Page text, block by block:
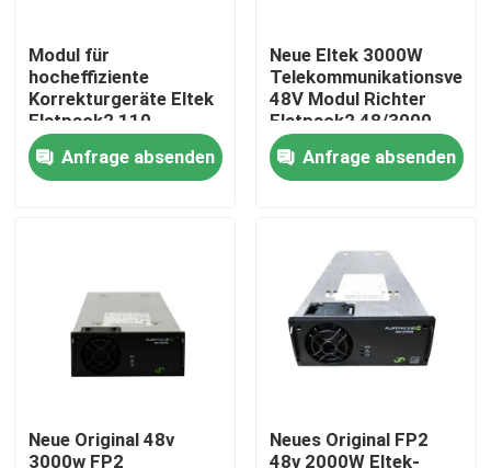
Videos
Telekommunikationskabinett im Freien
Telekommunikationsbatterie
Fernmelde- und Gleichstromsysteme
Modul für
hocheffiziente
Korrekturgeräte Eltek
Flatpack2 110-
120V/20A HE FP2
Korrekturgeräte Teil
Nr. 241119.805 für
Anfrage absenden
Neue Eltek 3000W
48V Modul Richter
Flatpack2 48/3000
SHE (241119.106) für
Eltek 6U 9U Hybrid
Powe
Anfrage absenden
Neue Original 48v
3000w FP2
Neues Original FP2
48v 2000W Eltek-